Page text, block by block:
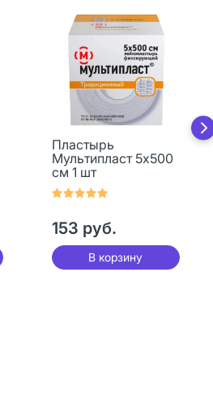
Пластырь
Мультипласт 5х500
см 1 шт
153 руб.
В корзину